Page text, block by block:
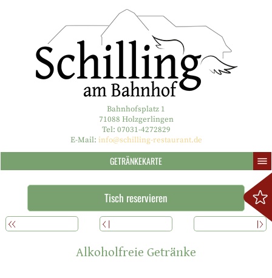
Bahnhofsplatz 1
71088 Holzgerlingen
Tel: 07031-4272829
E-Mail: info@schilling-restaurant.de
GETRÄNKEKARTE
Tisch reservieren
Alkoholfreie Getränke